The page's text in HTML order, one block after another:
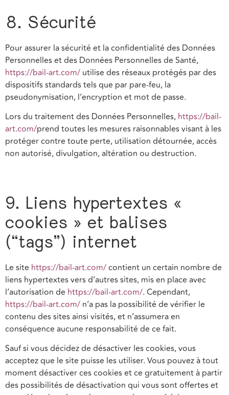
8. Sécurité
Pour assurer la sécurité et la confidentialité des Données
Personnelles et des Données Personnelles de Santé,
https://bail-art.com/ utilise des réseaux protégés par des
dispositifs standards tels que par pare-feu, la
pseudonymisation, l’encryption et mot de passe.
Lors du traitement des Données Personnelles, https://bail-
art.com/prend toutes les mesures raisonnables visant à les
protéger contre toute perte, utilisation détournée, accès
non autorisé, divulgation, altération ou destruction.
9. Liens hypertextes «
cookies » et balises
(“tags”) internet
Le site https://bail-art.com/contient un certain nombre de
liens hypertextes vers d’autres sites, mis en place avec
l’autorisation de https://bail-art.com/. Cependant,
https://bail-art.com/ n’a pas la possibilité de vérifier le
contenu des sites ainsi visités, et n’assumera en
conséquence aucune responsabilité de ce fait.
Sauf si vous décidez de désactiver les cookies, vous
acceptez que le site puisse les utiliser. Vous pouvez à tout
moment désactiver ces cookies et ce gratuitement à partir
des possibilités de désactivation qui vous sont offertes et